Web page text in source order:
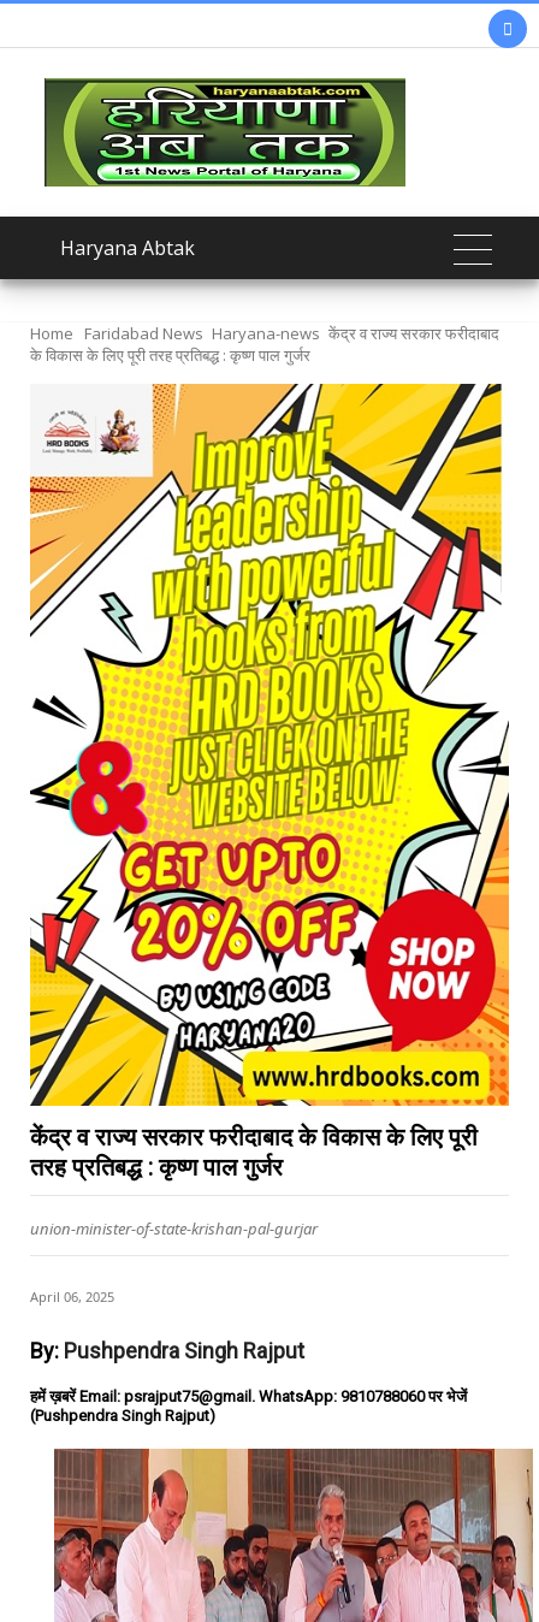

Haryana Abtak
Home Faridabad News Haryana-news केंद्र व राज्य सरकार फरीदाबाद
के विकास के लिए पूरी तरह प्रतिबद्ध : कृष्ण पाल गुर्जर
केंद्र व राज्य सरकार फरीदाबाद के विकास के लिए पूरी
तरह प्रतिबद्ध : कृष्ण पाल गुर्जर
union-minister-of-state-krishan-pal-gurjar
April 06, 2025
By: Pushpendra Singh Rajput
हमें ख़बरें Email: psrajput75@gmail. WhatsApp: 9810788060 पर भेजें
(Pushpendra Singh Rajput)